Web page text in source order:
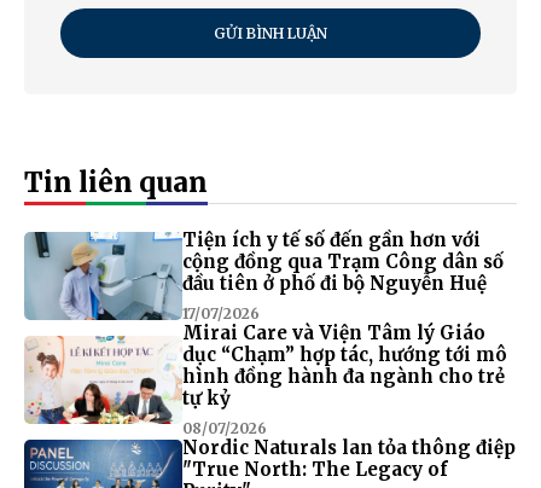
GỬI BÌNH LUẬN
Tin liên quan
Tiện ích y tế số đến gần hơn với
cộng đồng qua Trạm Công dân số
đầu tiên ở phố đi bộ Nguyễn Huệ
17/07/2026
Mirai Care và Viện Tâm lý Giáo
dục “Chạm” hợp tác, hướng tới mô
hình đồng hành đa ngành cho trẻ
tự kỷ
08/07/2026
Nordic Naturals lan tỏa thông điệp
"True North: The Legacy of